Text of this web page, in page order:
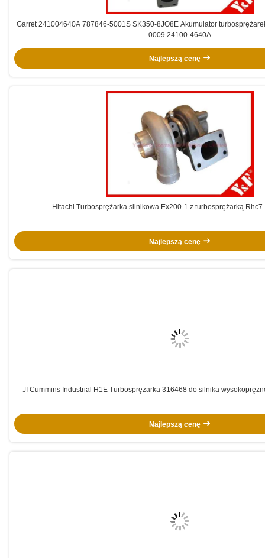
Garret 241004640A 787846-5001S SK350-8JO8E Akumulator
0009 24100-4640A
Najlepszą cenę
Hitachi Turbosprężarka silnikowa Ex200-1 z turbosprężarką
Najlepszą cenę
JI Cummins Industrial H1E Turbosprężarka 316468 do silnika
Najlepszą cenę